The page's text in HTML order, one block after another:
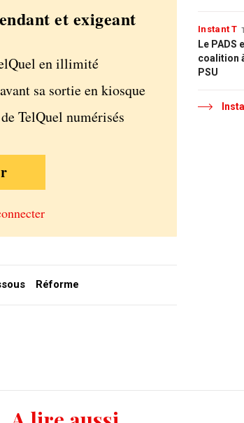
et exigeant
en illimité
sa sortie en kiosque
TelQuel numérisés
Réforme
Instant T
Le PADS
coalition
PSU